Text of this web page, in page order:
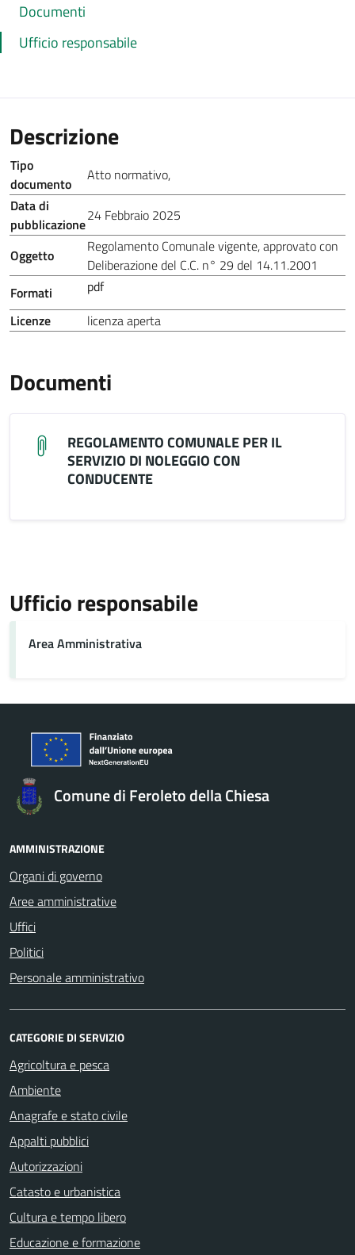
Documenti
Ufficio responsabile
Descrizione
Tipo
documento
Atto normativo,
Data di
pubblicazione24 Febbraio 2025
Oggetto
Regolamento Comunale vigente, approvato con
Deliberazione del C.C. n° 29 del 14.11.2001
Formati
pdf
Licenze
licenza aperta
Documenti
REGOLAMENTO COMUNALE PER IL
SERVIZIO DI NOLEGGIO CON
CONDUCENTE
Ufficio responsabile
Area Amministrativa
Comune di Feroleto della Chiesa
AMMINISTRAZIONE
Organi di governo
Aree amministrative
Uffici
Politici
Personale amministrativo
CATEGORIE DI SERVIZIO
Agricoltura e pesca
Ambiente
Anagrafe e stato civile
Appalti pubblici
Autorizzazioni
Catasto e urbanistica
Cultura e tempo libero
Educazione e formazione